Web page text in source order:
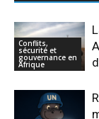
Conflits,
sécurité et
gouvernance en
Afrique